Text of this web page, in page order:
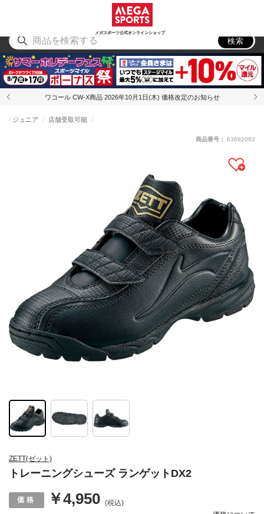
メガスポーツ公式オンラインショップ
アウトドア
検索
ワコール CW-X商品 2026年10月1日(木) 価格改定のお知らせ
ZETT(ゼット)
トレーニングシューズ ランゲットDX2
ジュニア 店舗受取可能
￥4,950 (税込)
商品番号： 63682082